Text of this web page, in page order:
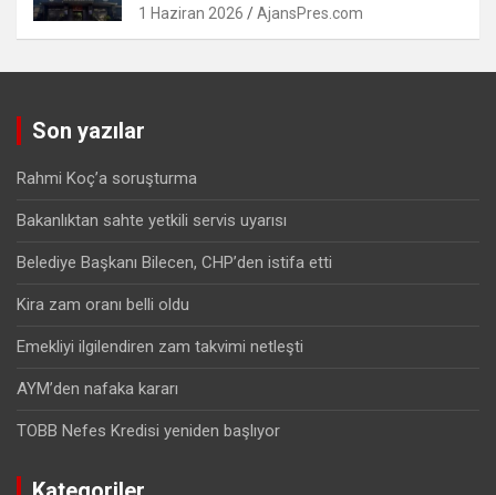
1 Haziran 2026 AjansPres.com
Son yazılar
Rahmi Koç’a soruşturma
Bakanlıktan sahte yetkili servis uyarısı
Belediye Başkanı Bilecen, CHP’den istifa etti
Kira zam oranı belli oldu
Emekliyi ilgilendiren zam takvimi netleşti
AYM’den nafaka kararı
TOBB Nefes Kredisi yeniden başlıyor